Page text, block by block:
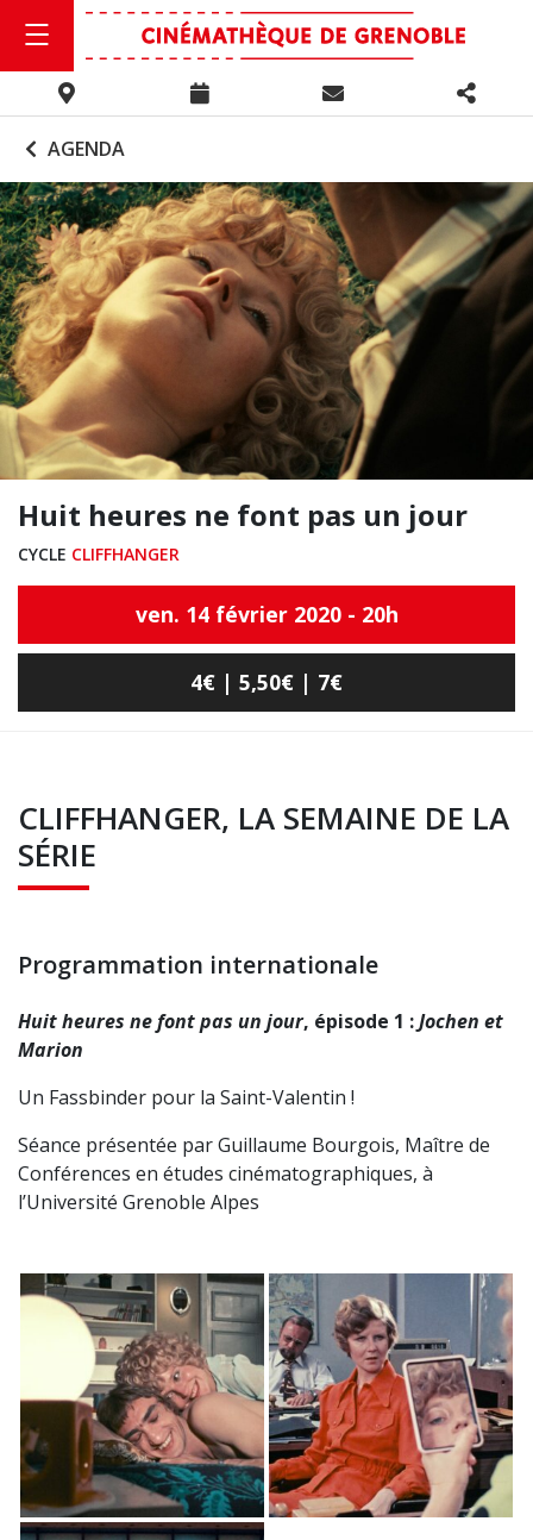
AGENDA
Huit heures ne font pas un jour
CYCLE CLIFFHANGER
ven. 14 février 2020 - 20h
4€ | 5,50€ | 7€
CLIFFHANGER, LA SEMAINE DE LA
SÉRIE
Programmation internationale
Huit heures ne font pas un jour, épisode 1 :Jochen et
Marion
Un Fassbinder pour la Saint-Valentin !
Séance présentée par Guillaume Bourgois, Maître de
Conférences en études cinématographiques, à
l’Université Grenoble Alpes